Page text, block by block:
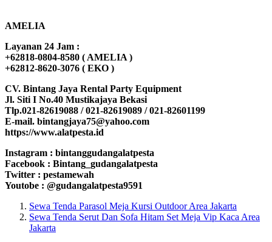
AMELIA
Layanan 24 Jam :
+62818-0804-8580 ( AMELIA )
+62812-8620-3076 ( EKO )
CV. Bintang Jaya Rental Party Equipment
Jl. Siti I No.40 Mustikajaya Bekasi
Tlp.021-82619088 / 021-82619089 / 021-82601199
E-mail. bintangjaya75@yahoo.com
https://www.alatpesta.id
Instagram : bintanggudangalatpesta
Facebook : Bintang_gudangalatpesta
Twitter : pestamewah
Youtobe : @gudangalatpesta9591
Sewa Tenda Parasol Meja Kursi Outdoor Area Jakarta
Sewa Tenda Serut Dan Sofa Hitam Set Meja Vip Kaca Area
Jakarta